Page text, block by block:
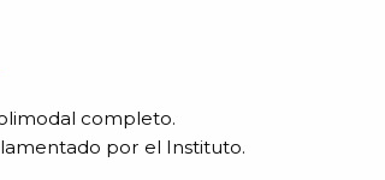
completo.
por el Instituto.